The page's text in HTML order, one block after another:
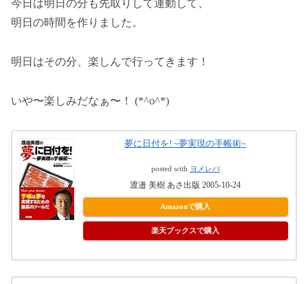
今日は明日の分も先取りして運動して、
明日の時間を作りました。
明日はその分、楽しんで行ってきます！
いや〜楽しみだなぁ〜！ (*^o^*)
夢に日付を! ~夢実現の手帳術~
posted with ヨメレバ
渡邉 美樹 あさ出版 2005-10-24
Amazonで購入
楽天ブックスで購入